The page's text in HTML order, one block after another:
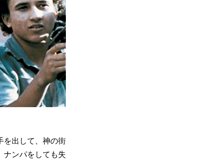
を出して、神の街
ナンパをしても失